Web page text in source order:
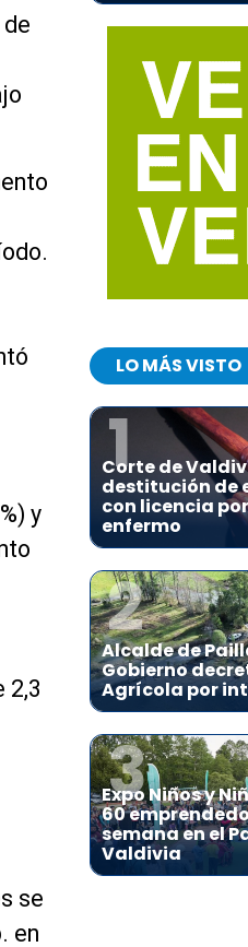
y
2,3
se
en
LO MÁS VISTO
1
Corte de
destitución de
con licencia
enfermo
2
Alcalde de
Gobierno
Agrícola por
3
Expo Niños y
60
semana en el
Valdivia